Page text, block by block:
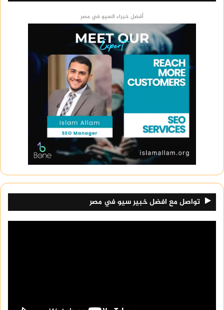
أفضل خبراء السيو في مصر
تواصل مع افضل خبير سيو في مصر